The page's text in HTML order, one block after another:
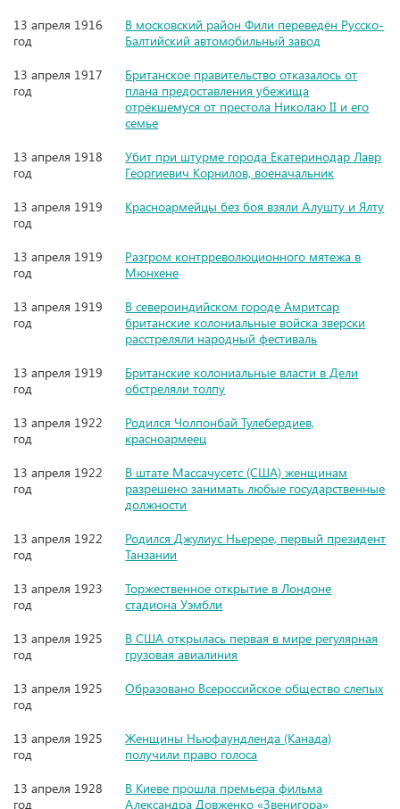
13 апреля 1916
год
В московский район Фили переведён Русско-
Балтийский автомобильный завод
13 апреля 1917
год
Британское правительство отказалось от
плана предоставления убежища
отрёкшемуся от престола Николаю II и его
семье
13 апреля 1918
год
Убит при штурме города Екатеринодар Лавр
Георгиевич Корнилов, военачальник
13 апреля 1919
год
Красноармейцы без боя взяли Алушту и Ялту
13 апреля 1919
год
Разгром контрреволюционного мятежа в
Мюнхене
13 апреля 1919
год
В североиндийском городе Амритсар
британские колониальные войска зверски
расстреляли народный фестиваль
13 апреля 1919
год
Британские колониальные власти в Дели
обстреляли толпу
13 апреля 1922
год
Родился Чолпонбай Тулебердиев,
красноармеец
13 апреля 1922
год
В штате Массачусетс (США) женщинам
разрешено занимать любые государственные
должности
13 апреля 1922
год
Родился Джулиус Ньерере, первый президент
Танзании
13 апреля 1923
год
Торжественное открытие в Лондоне
стадиона Уэмбли
13 апреля 1925
год
В США открылась первая в мире регулярная
грузовая авиалиния
13 апреля 1925
год
Образовано Всероссийское общество слепых
13 апреля 1925
год
Женщины Ньюфаундленда (Канада)
получили право голоса
13 апреля 1928
год
В Киеве прошла премьера фильма
Александра Довженко «Звенигора»